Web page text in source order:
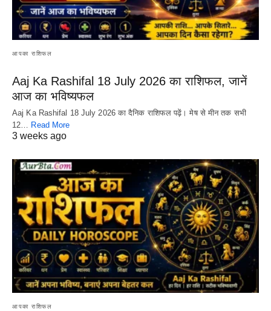
आपका राशिफल
Aaj Ka Rashifal 18 July 2026 का राशिफल, जानें
आज का भविष्यफल
Aaj Ka Rashifal 18 July 2026 का दैनिक राशिफल पढ़ें। मेष से मीन तक सभी
12… Read More
3 weeks ago
आपका राशिफल